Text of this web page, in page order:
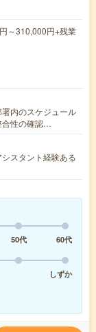
～310,000円+残業
内のスケジュール
合性の確認…
スタント経験ある
50代
60代
しずか